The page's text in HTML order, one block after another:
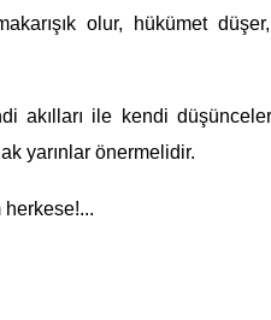
olur, hükümet
akılları ile kendi
yarınlar önermelidir.
herkese!...